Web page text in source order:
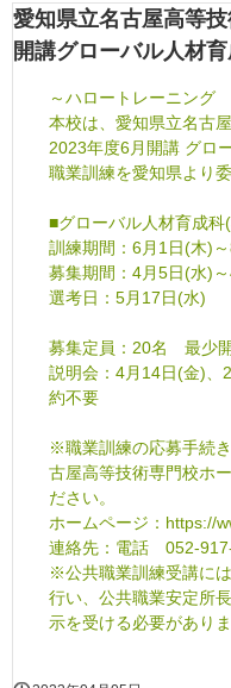
愛知県立名古屋高等
開講グローバル人材育
～ハロートレーニング
本校は、愛知県立名古
2023年度6月開講 グロ
職業訓練を愛知県より
■グローバル人材育成
訓練期間：6月1日(木)
募集期間：4月5日(水)
選考日：5月17日(水)
募集定員：20名 最少
説明会：4月14日(金)
約不要
※職業訓練の応募手続
古屋高等技術専門校ホ
ださい。
ホームページ：https://
連絡先：電話 052-
※公共職業訓練受講に
行い、公共職業安定所
示を受ける必要がありま